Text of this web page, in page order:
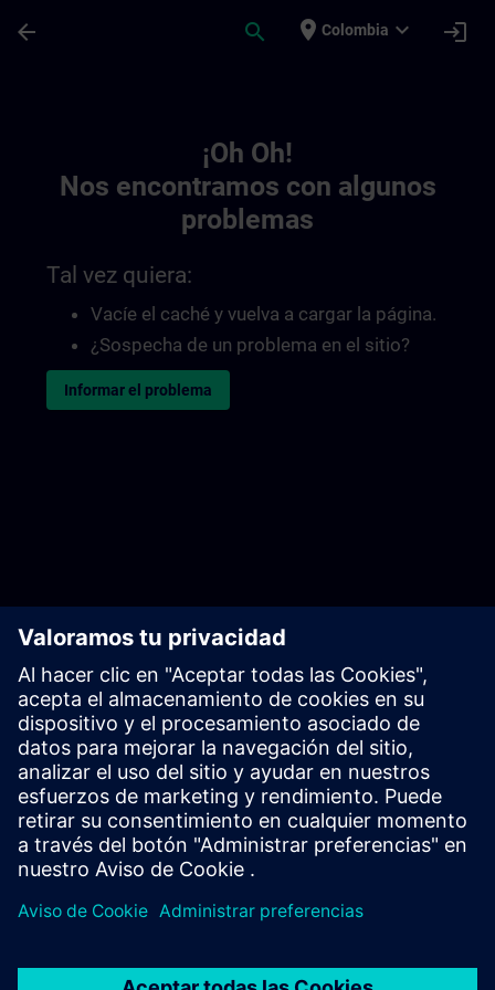
arrow_back search place Colombia expand_more login
¡Oh Oh!
Nos encontramos con algunos
problemas
Tal vez quiera:
Vacíe el caché y vuelva a cargar la página.
¿Sospecha de un problema en el sitio?
Informar el problema